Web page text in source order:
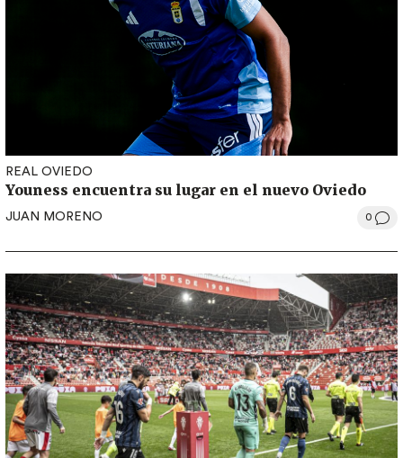
REAL OVIEDO
Youness encuentra su lugar en el nuevo Oviedo
JUAN MORENO 0